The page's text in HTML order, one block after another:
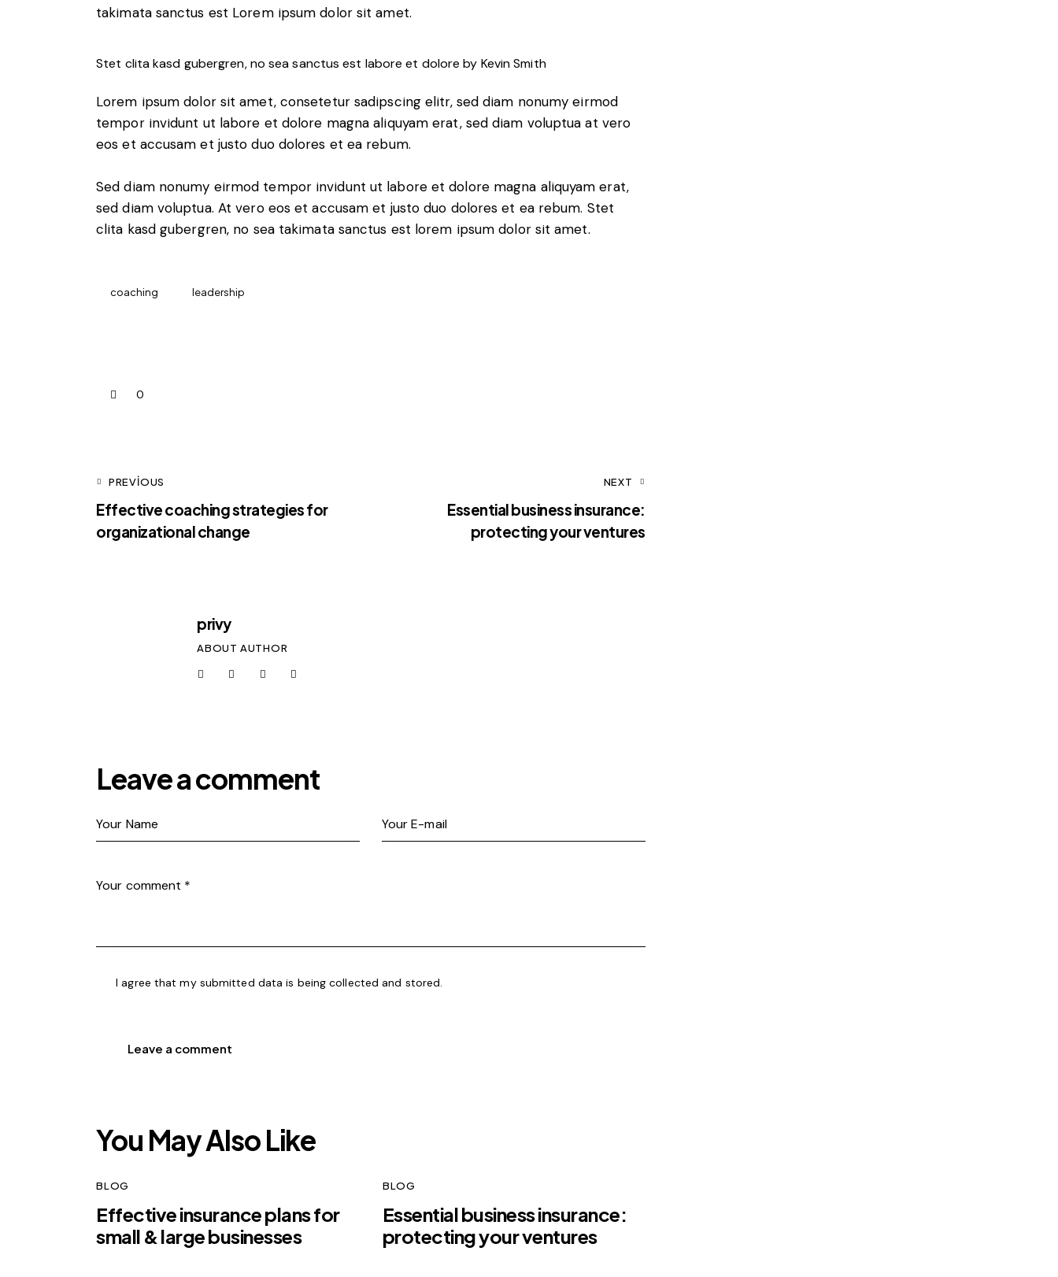
takimata sanctus est Lorem ipsum dolor sit amet.
Stet clita kasd gubergren, no sea sanctus est labore et dolore by Kevin Smith
Lorem ipsum dolor sit amet, consetetur sadipscing elitr, sed diam nonumy eirmod
tempor invidunt ut labore et dolore magna aliquyam erat, sed diam voluptua at vero
eos et accusam et justo duo dolores et ea rebum.
Sed diam nonumy eirmod tempor invidunt ut labore et dolore magna aliquyam erat,
sed diam voluptua. At vero eos et accusam et justo duo dolores et ea rebum. Stet
clita kasd gubergren, no sea takimata sanctus est lorem ipsum dolor sit amet.
coaching leadership
0
PREVIOUS
Effective coaching strategies for
organizational change
NEXT
Essential business insurance:
protecting your ventures
privy
ABOUT AUTHOR
Leave a comment
I agree that my submitted data is beingcollected and stored
You May Also Like
BLOG
Effective insurance plans for
small & large businesses
BLOG
Essential business insurance:
protecting your ventures